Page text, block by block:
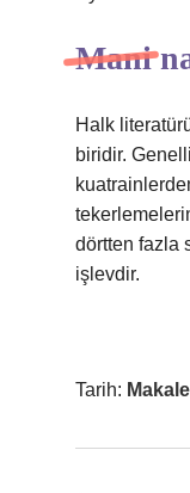
Mani
Halk
biridir.
dörtten fazla
işlevdir.
Tarih: